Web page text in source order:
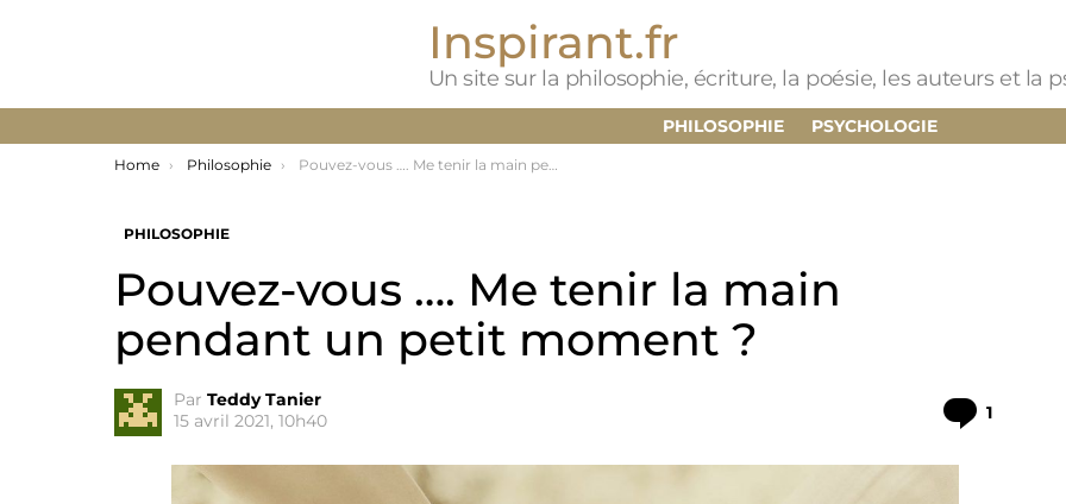
Inspirant.fr
Un site sur la philosophie, écriture, la poésie, les auteurs et la
PHILOSOPHIE PSYCHOLOGIE
You are here:
Home Philosophie Pouvez-vous …. Me tenir la main pendant un petit moment ?
PHILOSOPHIE
Pouvez-vous …. Me tenir la main
pendant un petit moment ?
Par Teddy Tanier
15 avril 2021, 10h40
1